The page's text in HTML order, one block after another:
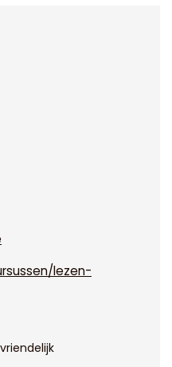
lezen-